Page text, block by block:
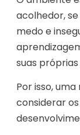
acolhedor,
medo e
suas
Por isso,
considerar